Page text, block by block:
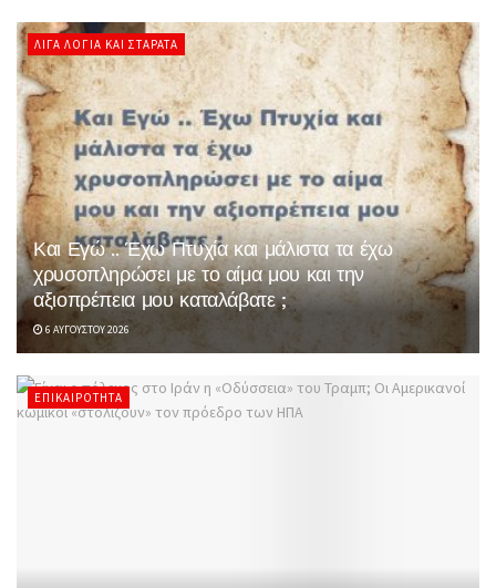
ΛΊΓΑ ΛΌΓΙΑ ΚΑΙ ΣΤΑΡΆΤΑ
Και Εγώ .. Έχω Πτυχία και μάλιστα τα έχω
χρυσοπληρώσει με το αίμα μου και την
αξιοπρέπεια μου καταλάβατε ;
6 ΑΥΓΟΎΣΤΟΥ 2026
ΕΠΙΚΑΙΡΌΤΗΤΑ